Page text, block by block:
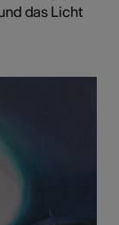
das Licht